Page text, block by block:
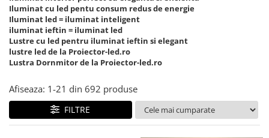
Tub led si conectori honeycomb
led
Iluminat cu led pentu consum redus de energie
Iluminat led = iluminat inteligent
iluminat ieftin = iluminat led
Lustre cu led pentru iluminat ieftin si elegant
lustre led de la Proiector-led.ro
Lustra Dornmitor de la Proiector-led.ro
Afiseaza: 1-21 din 692 produse
FILTRE